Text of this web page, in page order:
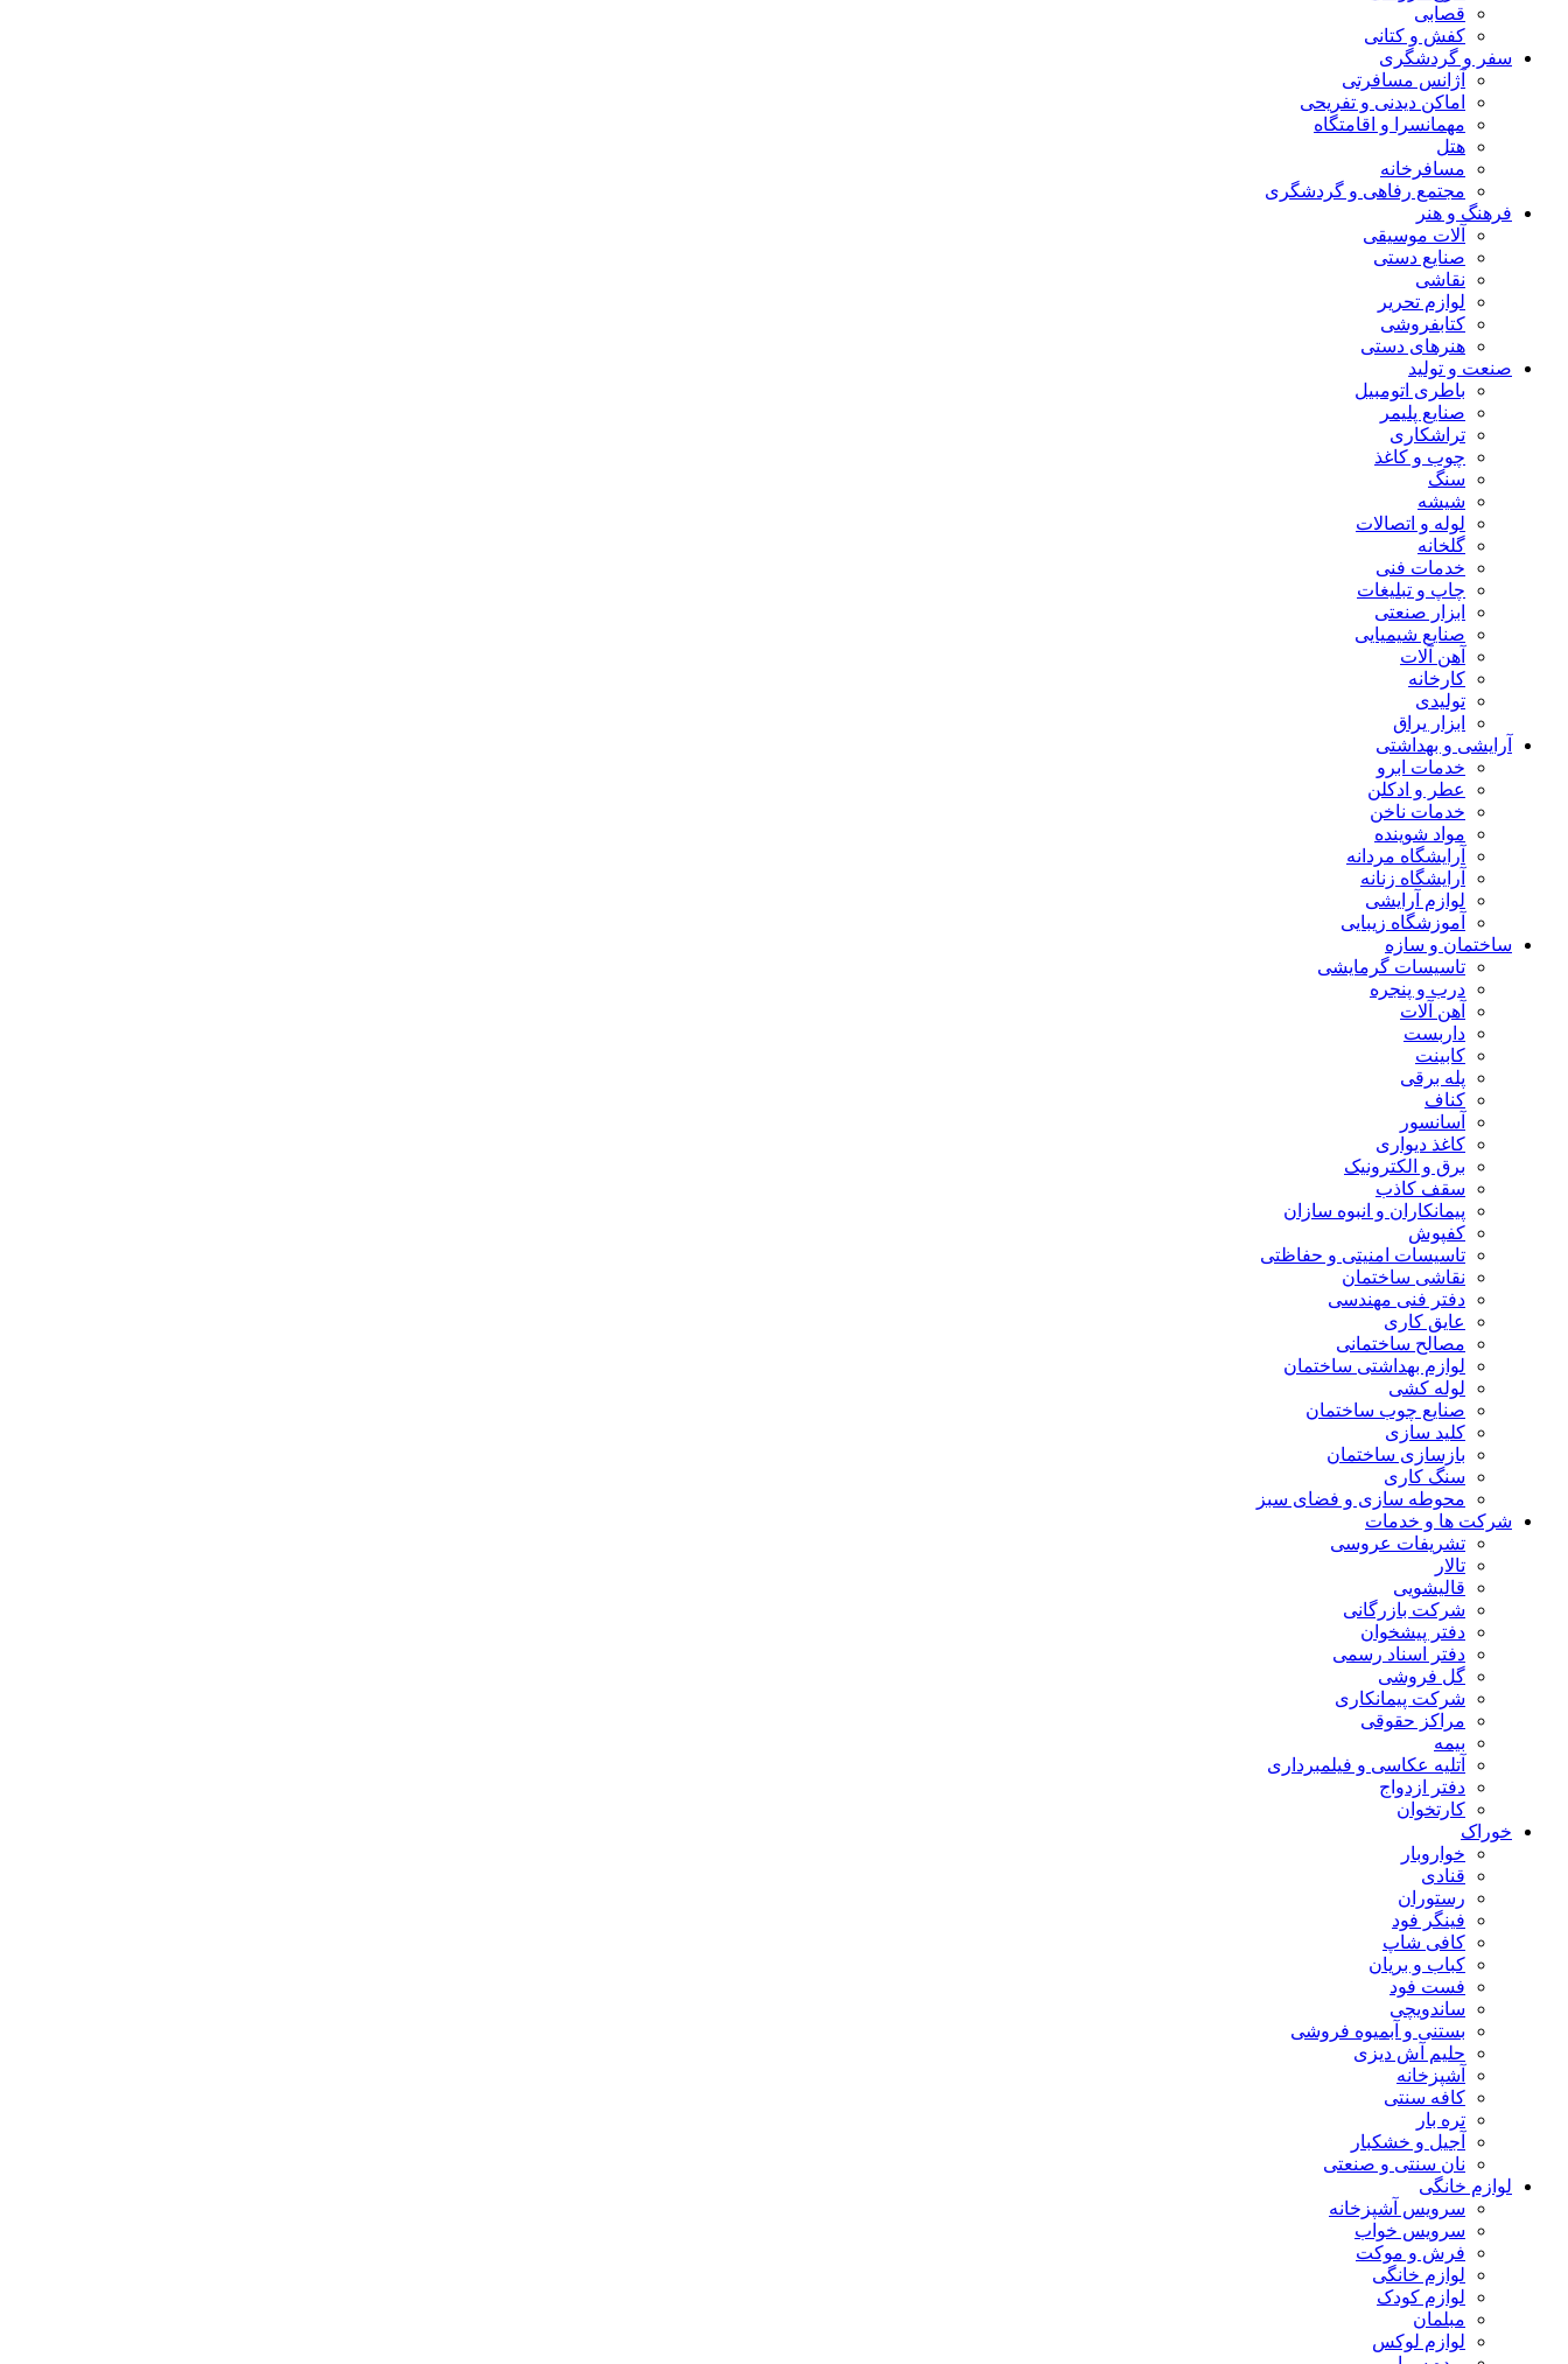
قصابی
کفش و کتانی
سفر و گردشگری
آژانس مسافرتی
اماکن دیدنی و تفریحی
مهمانسرا و اقامتگاه
هتل
مسافرخانه
مجتمع رفاهی و گردشگری
فرهنگ و هنر
آلات موسیقی
صنایع دستی
نقاشی
لوازم تحریر
کتابفروشی
هنرهای دستی
صنعت و تولید
باطری اتومبیل
صنایع پلیمر
تراشکاری
چوب و کاغذ
سنگ
شیشه
لوله و اتصالات
گلخانه
خدمات فنی
چاپ و تبلیغات
ابزار صنعتی
صنایع شیمیایی
آهن آلات
کارخانه
تولیدی
ابزار یراق
آرایشی و بهداشتی
خدمات ابرو
عطر و ادکلن
خدمات ناخن
مواد شوینده
آرایشگاه مردانه
آرایشگاه زنانه
لوازم آرایشی
آموزشگاه زیبایی
ساختمان و سازه
تاسیسات گرمایشی
درب و پنجره
آهن آلات
داربست
کابینت
پله برقی
کناف
آسانسور
کاغذ دیواری
برق و الکترونیک
سقف کاذب
پیمانکاران و انبوه سازان
کفپوش
تاسیسات امنیتی و حفاظتی
نقاشی ساختمان
دفتر فنی مهندسی
عایق کاری
مصالح ساختمانی
لوازم بهداشتی ساختمان
لوله کشی
صنایع چوب ساختمان
کلید سازی
بازسازی ساختمان
سنگ کاری
محوطه سازی و فضای سبز
شرکت ها و خدمات
تشریفات عروسی
تالار
قالیشویی
شرکت بازرگانی
دفتر پیشخوان
دفتر اسناد رسمی
گل فروشی
شرکت پیمانکاری
مراکز حقوقی
بیمه
آتلیه عکاسی و فیلمبرداری
دفتر ازدواج
کارتخوان
خوراک
خواروبار
قنادی
رستوران
فینگر فود
کافی شاپ
کباب و بریان
فست فود
ساندویچی
بستنی و آبمیوه فروشی
حلیم آش دیزی
آشپزخانه
کافه سنتی
تره بار
آجیل و خشکبار
نان سنتی و صنعتی
لوازم خانگی
سرویس آشپزخانه
سرویس خواب
فرش و موکت
لوازم خانگی
لوازم کودک
مبلمان
لوازم لوکس